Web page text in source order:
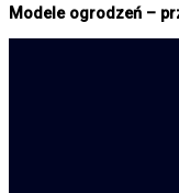
Modele ogrodzeń –